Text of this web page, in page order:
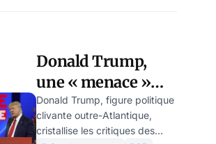
Donald Trump,
une « menace »
pire que le Covid-
19, alerte la BCE
Donald Trump, figure politique
clivante outre-Atlantique,
cristallise les critiques des